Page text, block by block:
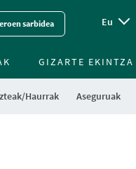
sarbidea Eu
Haurrak Aseguruak
GIZARTE EKINTZA